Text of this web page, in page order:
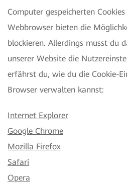
Computer gespeicherten
Webbrowser bieten die
blockieren. Allerdings musst du
unserer Website die
erfährst du, wie du die Cookie-
Browser verwalten kannst:
Internet Explorer
Google Chrome
Mozilla Firefox
Safari
Opera